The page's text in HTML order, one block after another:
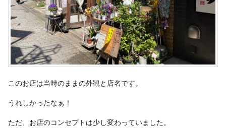
このお店は当時のままの外観と店名です。
うれしかったなぁ！
ただ、お店のコンセプトは少し変わっていました。